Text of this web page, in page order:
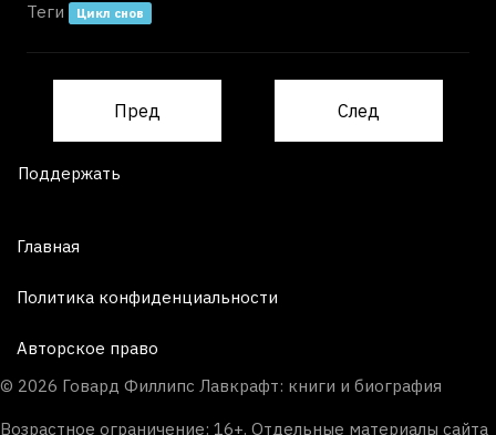
Теги Цикл снов
Пред След
Поддержать
Главная
Политика конфиденциальности
Авторское право
© 2026 Говард Филлипс Лавкрафт: книги и биография
Возрастное ограничение: 16+. Отдельные материалы сайта